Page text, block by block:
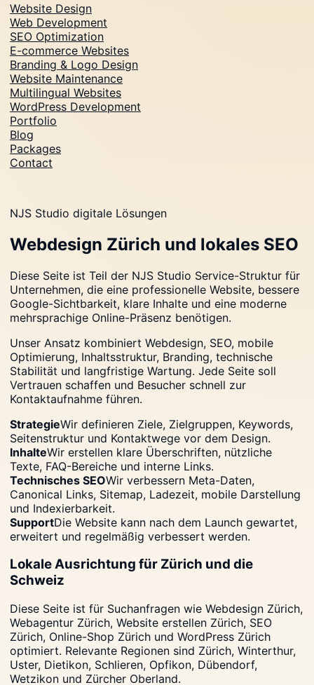
Website Design
Web Development
SEO Optimization
E-commerce Websites
Branding & Logo Design
Website Maintenance
Multilingual Websites
WordPress Development
Portfolio
Blog
Packages
Contact
NJS Studio digitale Lösungen
Webdesign Zürich und lokales SEO
Diese Seite ist Teil der NJS Studio Service-Struktur für
Unternehmen, die eine professionelle Website, bessere
Google-Sichtbarkeit, klare Inhalte und eine moderne
mehrsprachige Online-Präsenz benötigen.
Unser Ansatz kombiniert Webdesign, SEO, mobile
Optimierung, Inhaltsstruktur, Branding, technische
Stabilität und langfristige Wartung. Jede Seite soll
Vertrauen schaffen und Besucher schnell zur
Kontaktaufnahme führen.
StrategieWir definieren Ziele, Zielgruppen, Keywords,
Seitenstruktur und Kontaktwege vor dem Design.
InhalteWir erstellen klare Überschriften, nützliche
Texte, FAQ-Bereiche und interne Links.
Technisches SEOWir verbessern Meta-Daten,
Canonical Links, Sitemap, Ladezeit, mobile Darstellung
und Indexierbarkeit.
SupportDie Website kann nach dem Launch gewartet,
erweitert und regelmäßig verbessert werden.
Lokale Ausrichtung für Zürich und die
Schweiz
Diese Seite ist für Suchanfragen wie Webdesign Zürich,
Webagentur Zürich, Website erstellen Zürich, SEO
Zürich, Online-Shop Zürich und WordPress Zürich
optimiert. Relevante Regionen sind Zürich, Winterthur,
Uster, Dietikon, Schlieren, Opfikon, Dübendorf,
Wetzikon und Zürcher Oberland.